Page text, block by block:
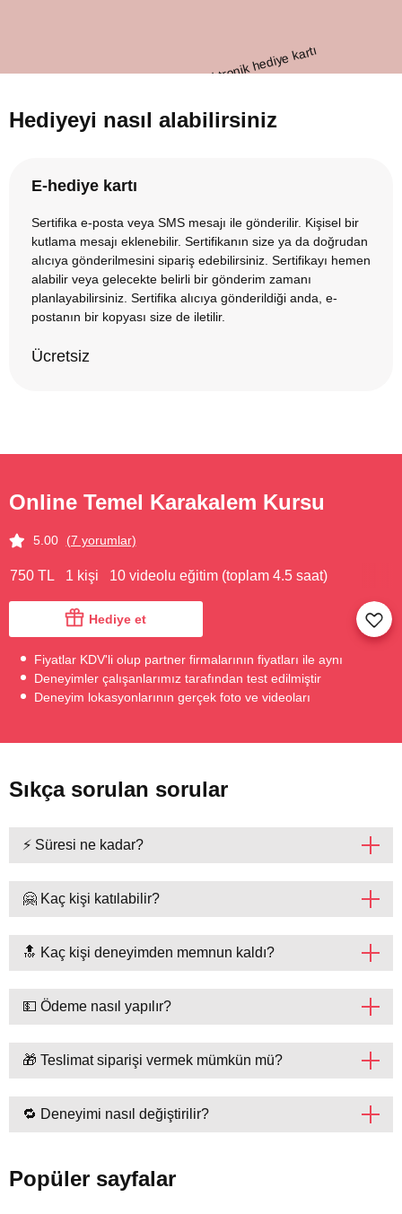
Hediyeyi nasıl alabilirsiniz
E-hediye kartı
Sertifika e-posta veya SMS mesajı ile gönderilir. Kişisel bir
kutlama mesajı eklenebilir. Sertifikanın size ya da doğrudan
alıcıya gönderilmesini sipariş edebilirsiniz. Sertifikayı hemen
alabilir veya gelecekte belirli bir gönderim zamanı
planlayabilirsiniz. Sertifika alıcıya gönderildiği anda, e-
postanın bir kopyası size de iletilir.
Ücretsiz
Online Temel Karakalem Kursu
5.00 (7 yorumlar)
750 TL 1 kişi 10 videolu eğitim (toplam 4.5 saat)
Hediye et
Fiyatlar KDV'li olup partner firmalarının fiyatları ile aynı
Deneyimler çalışanlarımız tarafından test edilmiştir
Deneyim lokasyonlarının gerçek foto ve videoları
Sıkça sorulan sorular
⚡ Süresi ne kadar?
🤗 Kaç kişi katılabilir?
🔝 Kaç kişi deneyimden memnun kaldı?
💵 Ödeme nasıl yapılır?
🎁 Teslimat siparişi vermek mümkün mü?
🔁 Deneyimi nasıl değiştirilir?
Popüler sayfalar